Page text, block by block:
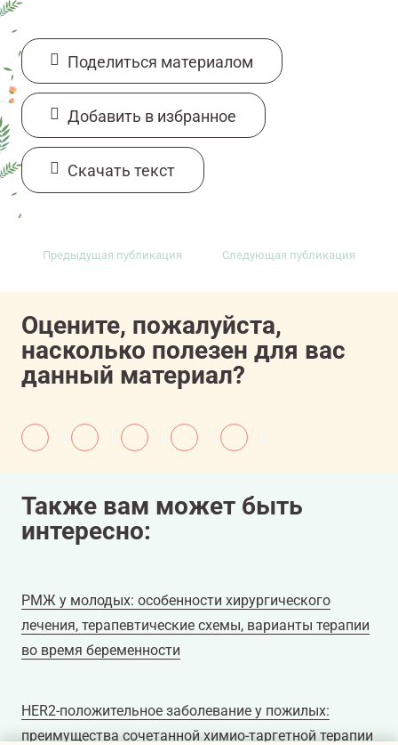
Поделиться материалом
Добавить в избранное
Cкачать текст
Предыдущая публикация Следующая публикация
Оцените, пожалуйста,
насколько полезен для вас
данный материал?
Также вам может быть
интересно:
РМЖ у молодых: особенности хирургического
лечения, терапевтические схемы, варианты терапии
во время беременности
HER2-положительное заболевание у пожилых:
преимущества сочетанной химио-таргетной терапии